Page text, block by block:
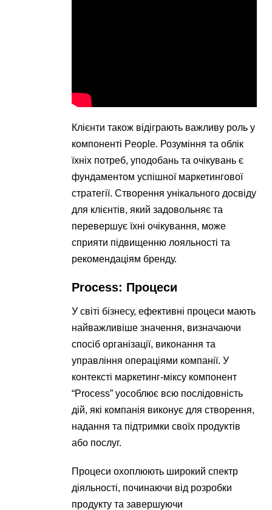
Клієнти також відіграють важливу роль у
компоненті People. Розуміння та облік
їхніх потреб, уподобань та очікувань є
фундаментом успішної маркетингової
стратегії. Створення унікального досвіду
для клієнтів, який задовольняє та
перевершує їхні очікування, може
сприяти підвищенню лояльності та
рекомендаціям бренду.
Process: Процеси
У світі бізнесу, ефективні процеси мають
найважливіше значення, визначаючи
спосіб організації, виконання та
управління операціями компанії. У
контексті маркетинг-міксу компонент
“Process” уособлює всю послідовність
дій, які компанія виконує для створення,
надання та підтримки своїх продуктів
або послуг.
Процеси охоплюють широкий спектр
діяльності, починаючи від розробки
продукту та завершуючи